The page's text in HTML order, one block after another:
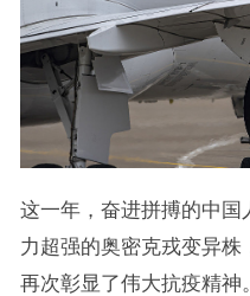
这一年，奋进拼搏的中国
力超强的奥密克戎变异株
再次彰显了伟大抗疫精神